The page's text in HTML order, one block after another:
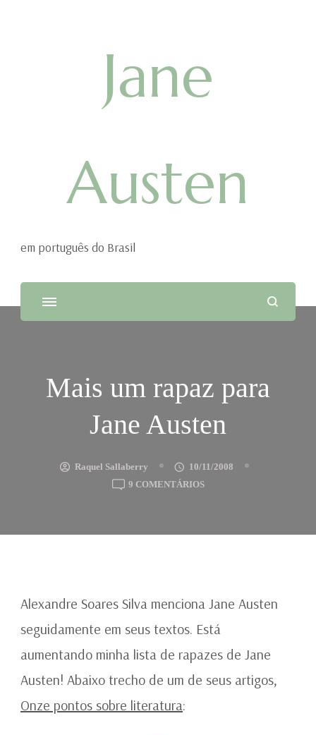
Jane
Austen
em português do Brasil
Mais um rapaz para
Jane Austen
Raquel Sallaberry
10/11/2008
9 COMENTÁRIOSEM
RAPAZ
Alexandre Soares Silva menciona Jane Austen
seguidamente em seus textos. Está
aumentando minha lista de rapazes de Jane
Austen! Abaixo trecho de um de seus artigos,
Onze pontos sobre literatura: